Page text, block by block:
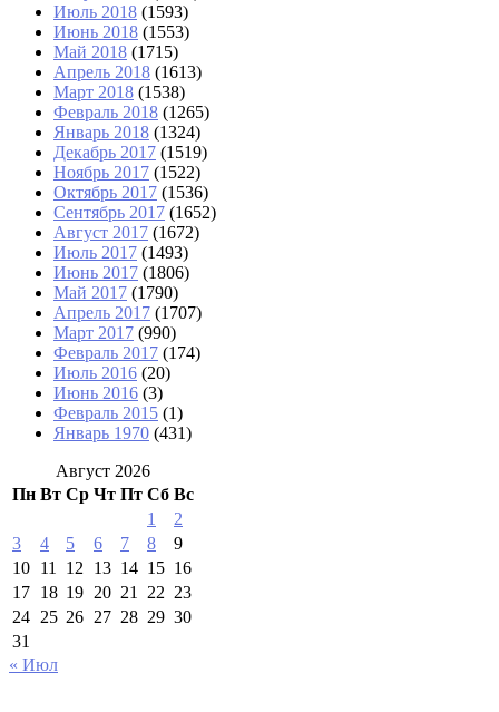
Июль 2018 (1593)
Июнь 2018 (1553)
Май 2018 (1715)
Апрель 2018 (1613)
Март 2018 (1538)
Февраль 2018 (1265)
Январь 2018 (1324)
Декабрь 2017 (1519)
Ноябрь 2017 (1522)
Октябрь 2017 (1536)
Сентябрь 2017 (1652)
Август 2017 (1672)
Июль 2017 (1493)
Июнь 2017 (1806)
Май 2017 (1790)
Апрель 2017 (1707)
Март 2017 (990)
Февраль 2017 (174)
Июль 2016 (20)
Июнь 2016 (3)
Февраль 2015 (1)
Январь 1970 (431)
Август 2026
Пн Вт Ср Чт Пт Сб Вс
1
2
3
4 5 6 7 8
9
10 11 12 13 14 15 16
17 18 19 20 21 22 23
24 25 26 27 28 29 30
31
« Июл